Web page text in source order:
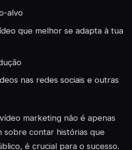
alvo
que melhor se adapta à tua
nas redes sociais e outras
marketing não é apenas
sobre contar histórias que
é crucial para o sucesso.